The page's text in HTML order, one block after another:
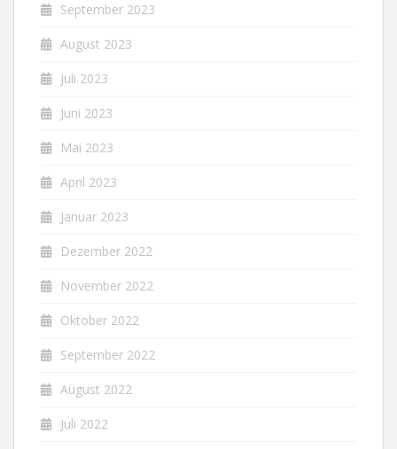
September 2023
August 2023
Juli 2023
Juni 2023
Mai 2023
April 2023
Januar 2023
Dezember 2022
November 2022
Oktober 2022
September 2022
August 2022
Juli 2022